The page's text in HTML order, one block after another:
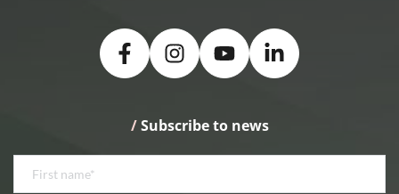
/ Subscribe to news